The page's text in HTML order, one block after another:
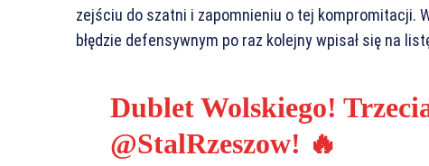
zejściu do szatni i zapomnieniu o tej kompromitacji.
błędzie defensywnym po raz kolejny wpisał się na
Dublet Wolskiego!
@StalRzeszow! 🔥